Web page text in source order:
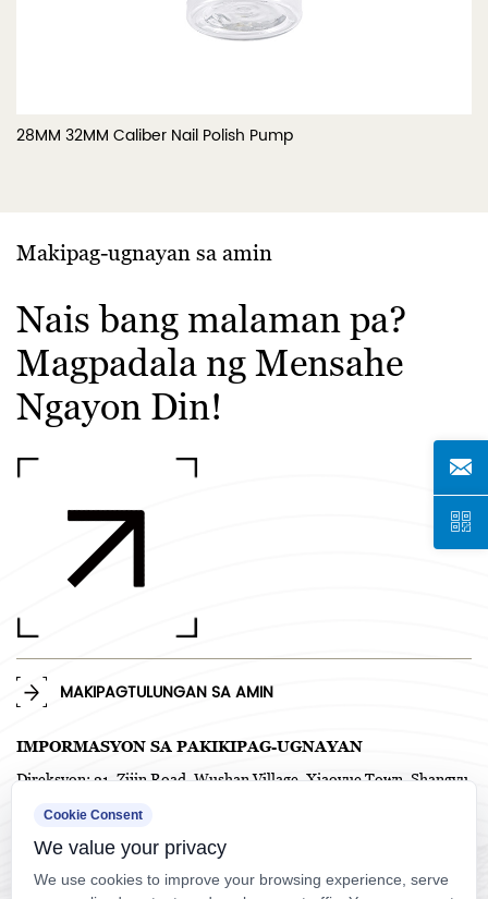
28MM 32MM Caliber Nail Polish Pump
Makipag-ugnayan sa amin
Nais bang malaman pa?
Magpadala ng Mensahe
Ngayon Din!
MAKIPAGTULUNGAN SA AMIN
IMPORMASYON SA PAKIKIPAG-UGNAYAN
Direksyon: 21, Zijin Road, Wushan Village, Xiaoyue Town, Shangyu
TEL: +86-575-82718958 / +86-0575-82718978
Telepono: +86-138 5858 4714
Email: frankw1117@qq.com
Cookie Consent
We value your privacy
We use cookies to improve your browsing experience, serve